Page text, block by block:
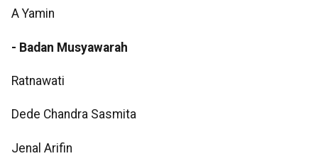
A Yamin
- Badan Musyawarah
Ratnawati
Dede Chandra Sasmita
Jenal Arifin